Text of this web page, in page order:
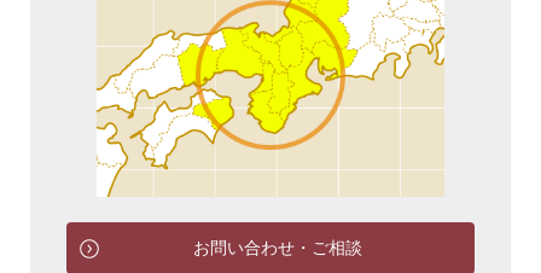
お問い合わせ・ご相談